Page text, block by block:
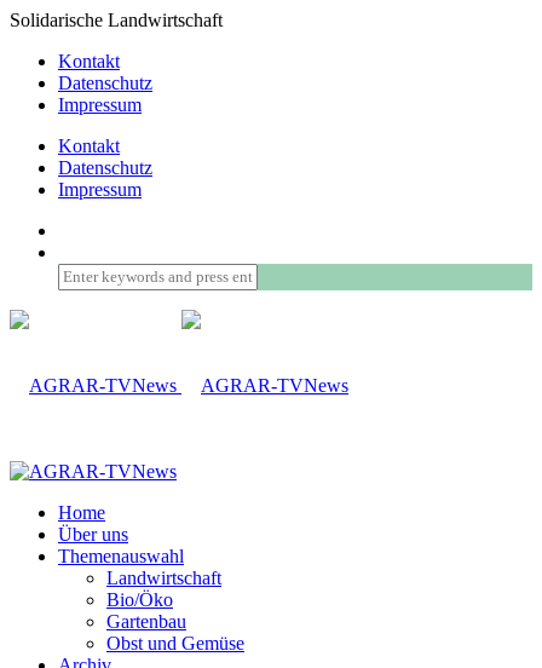
Solidarische Landwirtschaft
Kontakt
Datenschutz
Impressum
Kontakt
Datenschutz
Impressum
Home
Über uns
Themenauswahl
Landwirtschaft
Bio/Öko
Gartenbau
Obst und Gemüse